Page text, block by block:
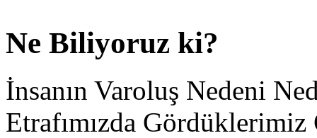
Ne Biliyoruz ki?
İnsanın Varoluş Nedeni
Etrafımızda